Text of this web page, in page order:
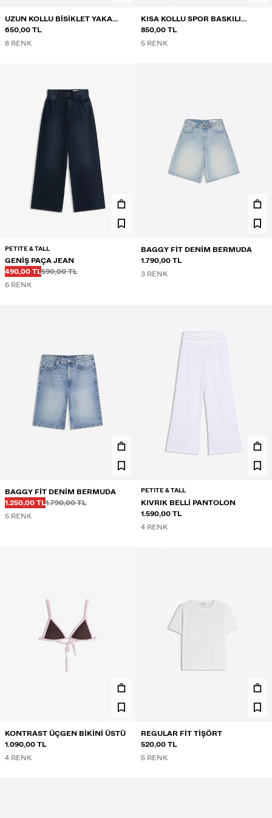
UZUN KOLLU BISIKLET YAKA
TIŞÖRT
650,00 TL
8 RENK
KISA KOLLU SPOR BASKILI
TIŞÖRT
850,00 TL
5 RENK
PETITE & TALL
GENIŞ PAÇA JEAN
İNDIRIMLI FIYAT
490,00 TLÖnce
590,00 TL
Önce
6 RENK
BAGGY FIT DENIM BERMUDA
1.790,00 TL
3 RENK
BAGGY FIT DENIM BERMUDA
İNDIRIMLI FIYAT
1.250,00 TLÖnce
1.790,00 TL
Önce
5 RENK
PETITE & TALL
KIVRIK BELLI PANTOLON
1.590,00 TL
4 RENK
KONTRAST ÜÇGEN BIKINI ÜSTÜ
1.090,00 TL
4 RENK
REGULAR FIT TIŞÖRT
520,00 TL
5 RENK